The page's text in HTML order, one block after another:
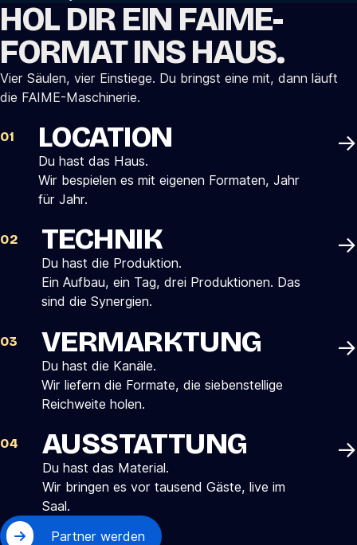
HOL DIR EIN FAIME-
FORMAT INS HAUS.
Vier Säulen, vier Einstiege. Du bringst eine mit, dann läuft
die FAIME-Maschinerie.
01 LOCATION
Du hast das Haus.
Wir bespielen es mit eigenen Formaten, Jahr
für Jahr.
→
02 TECHNIK
Du hast die Produktion.
Ein Aufbau, ein Tag, drei Produktionen. Das
sind die Synergien.
→
03 VERMARKTUNG
Du hast die Kanäle.
Wir liefern die Formate, die siebenstellige
Reichweite holen.
→
04 AUSSTATTUNG
Du hast das Material.
Wir bringen es vor tausend Gäste, live im
Saal.
→
Partner werden